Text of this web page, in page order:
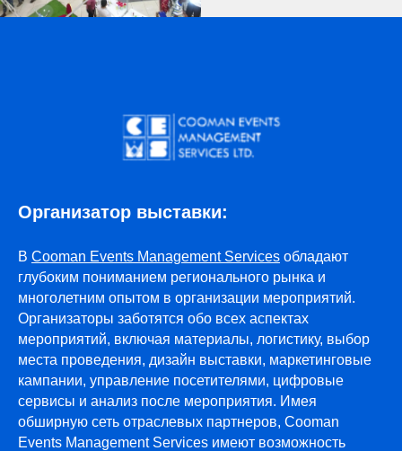
Организатор выставки:
В Cooman Events Management Services обладают
глубоким пониманием регионального рынка и
многолетним опытом в организации мероприятий.
Организаторы заботятся обо всех аспектах
мероприятий, включая материалы, логистику, выбор
места проведения, дизайн выставки, маркетинговые
кампании, управление посетителями, цифровые
сервисы и анализ после мероприятия. Имея
обширную сеть отраслевых партнеров, Cooman
Events Management Services имеют возможность